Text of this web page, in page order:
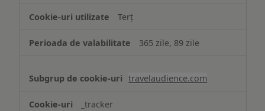
Terț
365 zile, 89 zile
travelaudience.com
_tracker